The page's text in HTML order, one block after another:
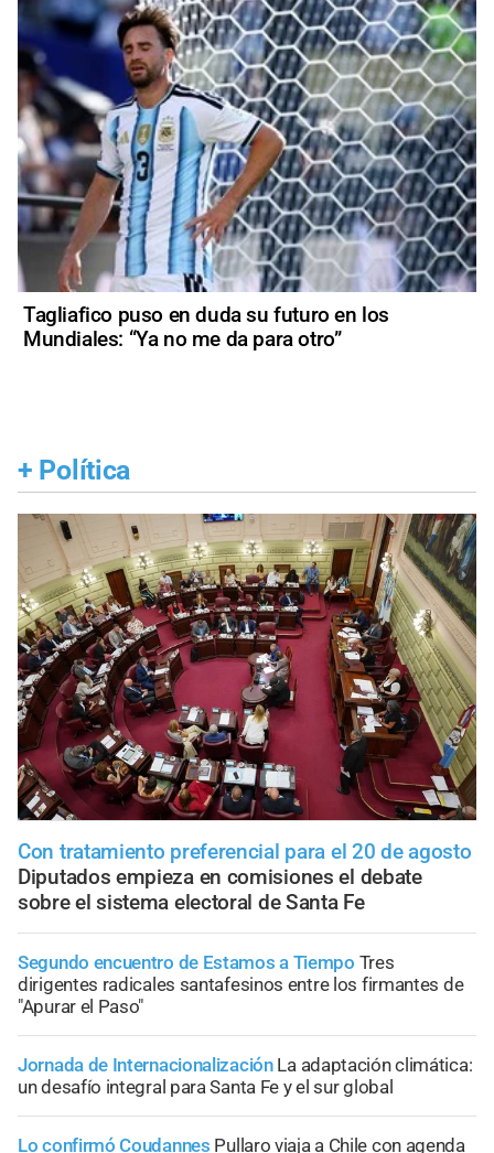
Tagliafico puso en duda su futuro en los
Mundiales: “Ya no me da para otro”
+ Política
Con tratamiento preferencial para el 20 de agosto
Diputados empieza en comisiones el debate
sobre el sistema electoral de Santa Fe
Segundo encuentro de Estamos a Tiempo Tres
dirigentes radicales santafesinos entre los firmantes de
"Apurar el Paso"
Jornada de Internacionalización La adaptación climática:
un desafío integral para Santa Fe y el sur global
Lo confirmó Coudannes Pullaro viaja a Chile con agenda